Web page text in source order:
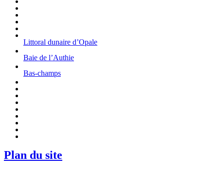
Littoral dunaire d’Opale
Baie de l’Authie
Bas-champs
Plan du site